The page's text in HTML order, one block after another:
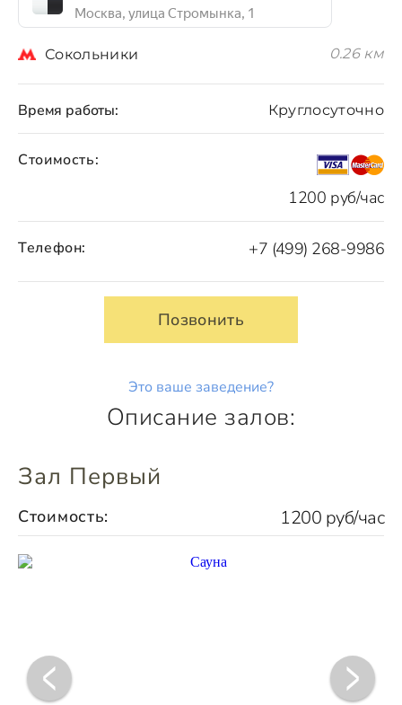
Стоимость:
1200 руб/час
Время работы: Круглосуточно
Телефон: +7 (499) 268-9986
Позвонить
Это ваше заведение?
Москва, улица Стромынка, 1
Сокольники 0.26 км
Описание залов:
Зал Первый
Стоимость: 1200 руб/час